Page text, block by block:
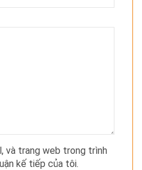
và trang web trong trình
kế tiếp của tôi.